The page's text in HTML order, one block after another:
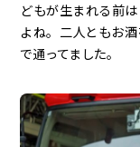
どもが生まれる前
よね。二人ともお
で通ってました。